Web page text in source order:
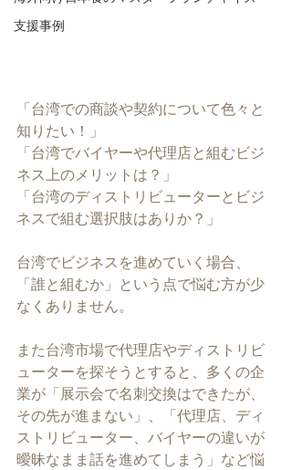
支援事例
「台湾での商談や契約について色々と
知りたい！」
「台湾でバイヤーや代理店と組むビジ
ネス上のメリットは？」
「台湾のディストリビューターとビジ
ネスで組む選択肢はありか？」
台湾でビジネスを進めていく場合、
「誰と組むか」という点で悩む方が少
なくありません。
また台湾市場で代理店やディストリビ
ューターを探そうとすると、多くの企
業が「展示会で名刺交換はできたが、
その先が進まない」、「代理店、ディ
ストリビューター、バイヤーの違いが
曖昧なまま話を進めてしまう」など悩